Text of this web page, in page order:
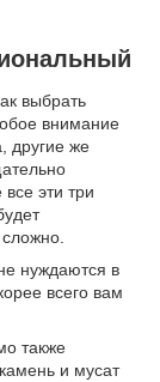
выбрать
внимание
другие же
эти три
сложно.
нуждаются в
всего вам
также
и мусат